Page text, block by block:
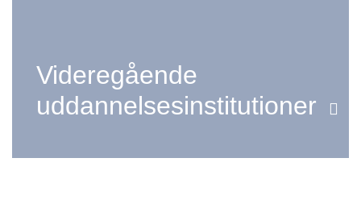
Videregående
uddannelsesinstitutioner